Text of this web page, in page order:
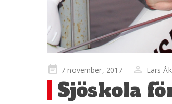
Publicerad
på
7 november, 2017 Lars-
Sjöskola